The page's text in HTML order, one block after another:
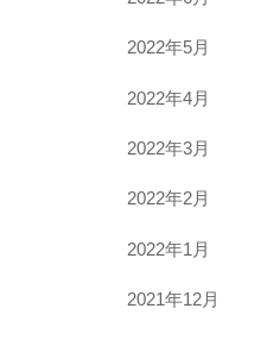
2022年5月
2022年4月
2022年3月
2022年2月
2022年1月
2021年12月